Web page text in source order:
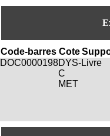
Code-barres Cote
DOC0000198DYS-
C
MET
Livre
F
a
x
0